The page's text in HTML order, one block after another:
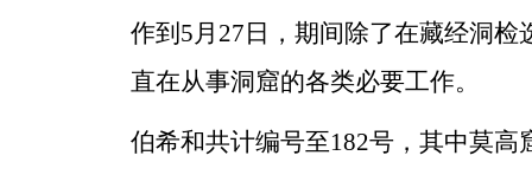
作到5月27日，期间除了在藏经洞检
直在从事洞窟的各类必要工作。
伯希和共计编号至182号，其中莫高